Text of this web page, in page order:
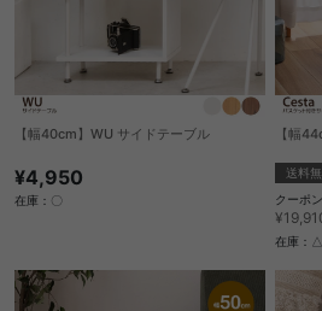
【幅40cm】WU サイドテーブル
¥4,950
在庫：〇
【幅
送料
クーポ
在庫：△